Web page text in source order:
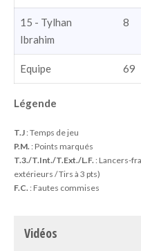
15 - Tylhan
Ibrahim
8
Equipe 69
Légende
T.J : Temps de jeu
P.M. : Points marqués
T.3./T.Int./T.Ext./L.F. : Lancers-
extérieurs / Tirs à 3 pts)
F.C. : Fautes commises
Vidéos